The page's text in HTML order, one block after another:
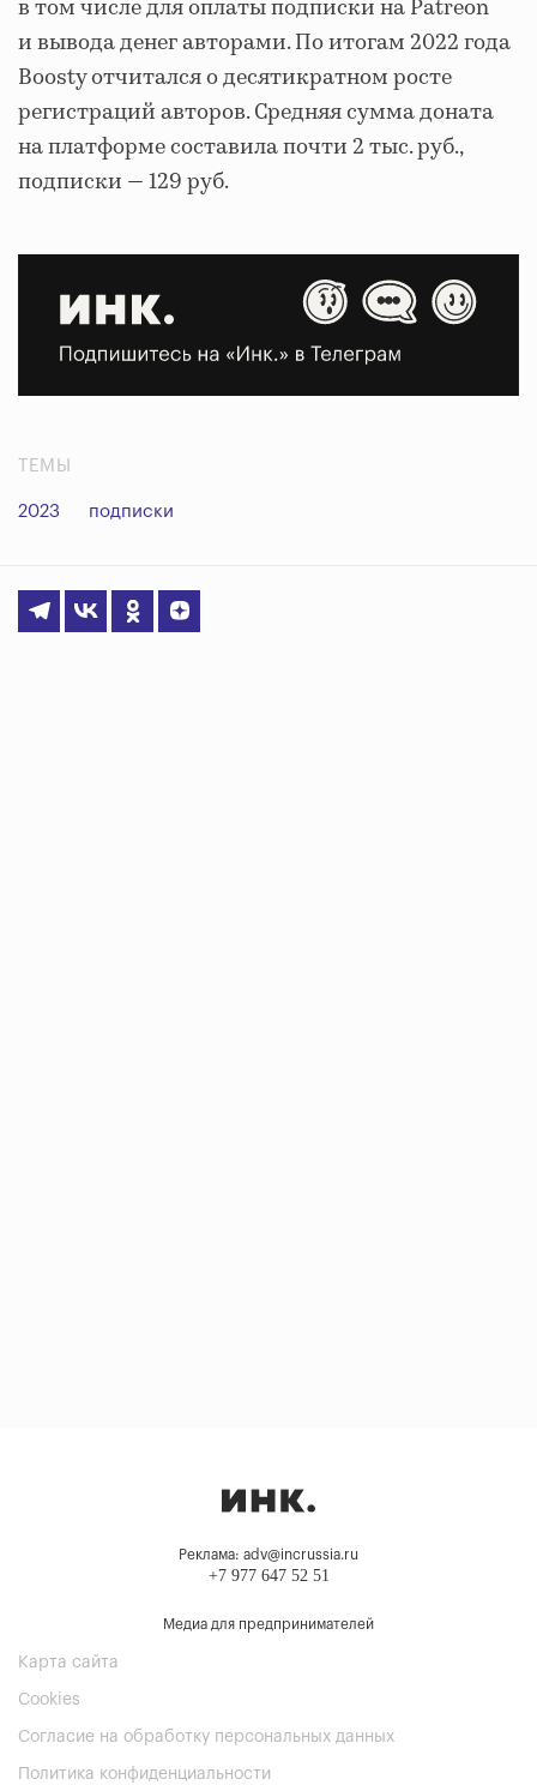
в том числе для оплаты подписки на Patreon
и вывода денег авторами. По итогам 2022 года
Boosty отчитался о десятикратном росте
регистраций авторов. Средняя сумма доната
на платформе составила почти 2 тыс. руб.,
подписки — 129 руб.
ТЕМЫ
2023 подписки
Реклама: adv@incrussia.ru
+7 977 647 52 51
Медиа для предпринимателей
Карта сайта
Cookies
Согласие на обработку персональных данных
Политика конфиденциальности